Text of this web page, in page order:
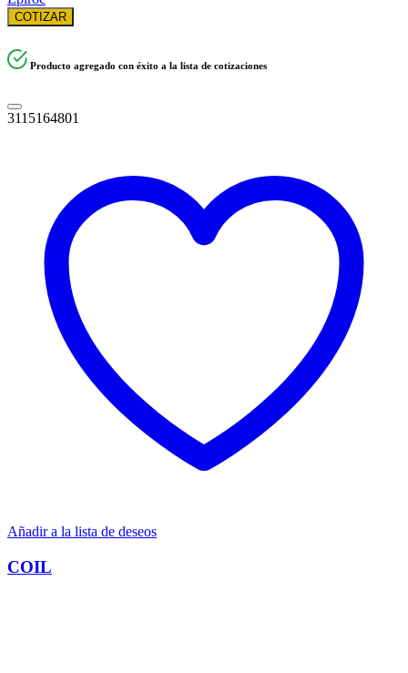
COTIZAR
Producto agregado con éxito a la lista de cotizaciones
3115164801
Añadir a la lista de deseos
COIL